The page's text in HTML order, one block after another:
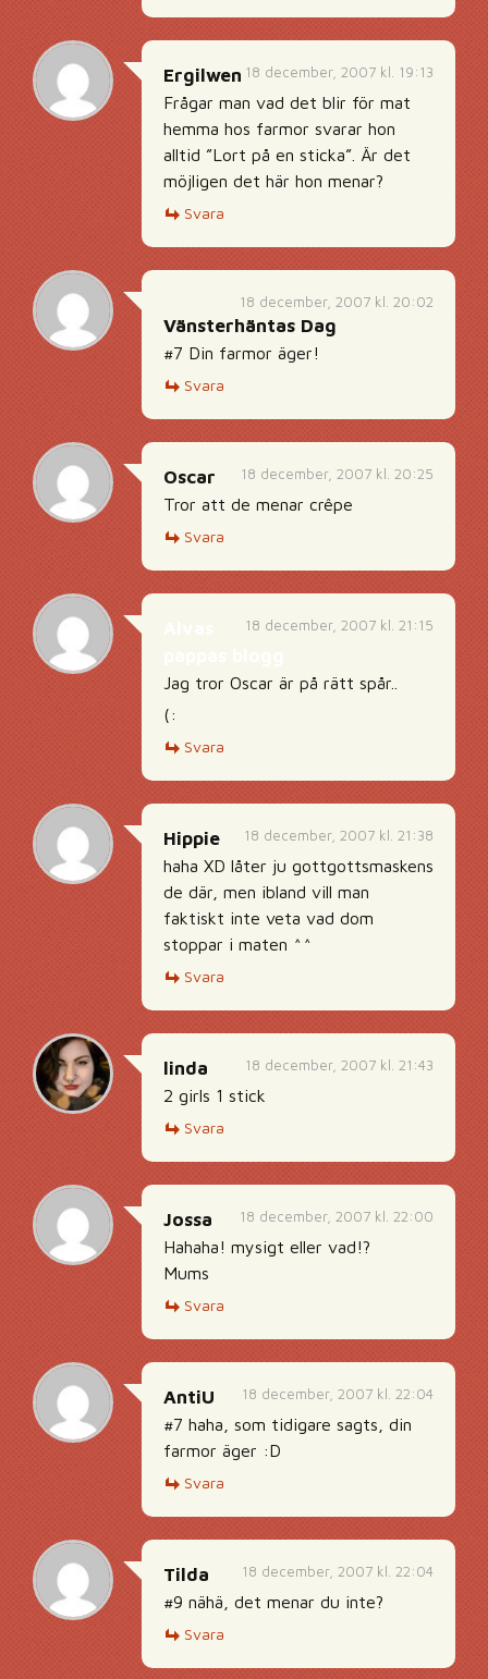
18 december, 2007 kl. 19:13
Ergilwen
Frågar man vad det blir för mat
hemma hos farmor svarar hon
alltid ”Lort på en sticka”. Är det
möjligen det här hon menar?
Svara
18 december, 2007 kl. 20:02
Vänsterhäntas Dag
#7 Din farmor äger!
Svara
18 december, 2007 kl. 20:25
Oscar
Tror att de menar crêpe
Svara
18 december, 2007 kl. 21:15
Jag tror Oscar är på rätt spår..
(:
Svara
18 december, 2007 kl. 21:38
Hippie
haha XD låter ju gottgottsmaskens
de där, men ibland vill man
faktiskt inte veta vad dom
stoppar i maten ^^
Svara
18 december, 2007 kl. 21:43
linda
2 girls 1 stick
Svara
18 december, 2007 kl. 22:00
Jossa
Hahaha! mysigt eller vad!?
Mums
Svara
18 december, 2007 kl. 22:04
AntiU
#7 haha, som tidigare sagts, din
farmor äger :D
Svara
18 december, 2007 kl. 22:04
Tilda
#9 nähä, det menar du inte?
Svara